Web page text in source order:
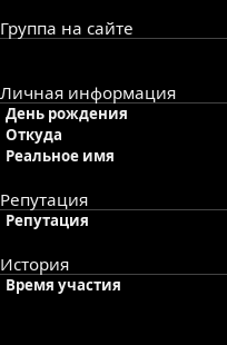
Группа на сайте
Личная информация
День рождения
Откуда
Реальное имя
Репутация
Репутация
История
Время участия